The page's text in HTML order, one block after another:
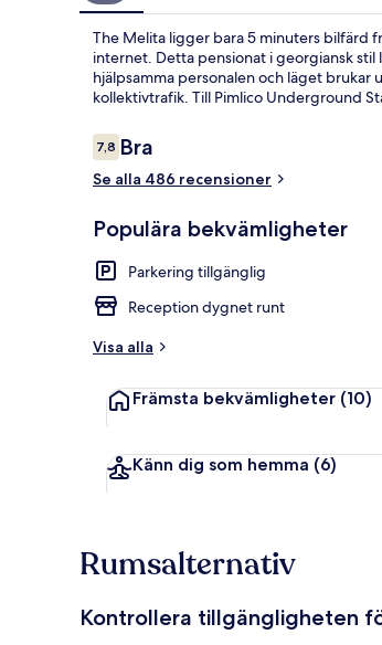
The Melita ligger bara 5 minuters bilfärd
internet. Detta pensionat i georgiansk
hjälpsamma personalen och läget
kollektivtrafik. Till Pimlico Underground
Recensioner
7,87,8 av 10,
Bra
Se alla 486 recensioner
Populära bekvämligheter
Parkering tillgänglig
Reception dygnet runt
Visa alla
Främsta bekvämligheter (10)
Känn dig som hemma (6)
Rumsalternativ
Kontrollera tillgängligheten